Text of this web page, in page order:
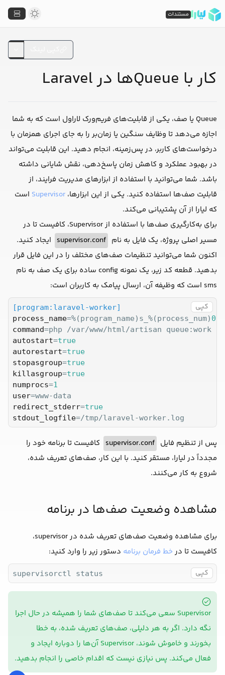
کار با Queueها در Laravel
Queue یا صف، یکی از قابلیت‌های فریم‌ورک لاراول است که به شما
اجازه می‌دهد تا وظایف سنگین یا زمان‌بر را به جای اجرای همزمان با
درخواست‌های کاربر، در پس‌زمینه، انجام دهید. این قابلیت می‌تواند
در بهبود عملکرد و کاهش زمان پاسخ‌دهی، نقش شایانی داشته
باشد. شما می‌توانید با استفاده از ابزارهای مدیریت فرایند، از
قابلیت صف‌ها استفاده کنید. یکی از این ابزارها، Supervisor است
که لیارا از آن پشتیبانی می‌کند.
برای ‌به‌کار‌گیری صف‌ها با استفاده از Supervisor، کافیست تا در
مسیر اصلی پروژه، یک فایل به نام supervisor.conf ایجاد کنید.
اکنون شما می‌توانید تنظیمات صف‌های مختلف را در این فایل قرار
بدهید. قطعه کد زیر، یک نمونه config ساده برای یک صف به نام
sms است که وظیفه آن، ارسال پیامک به کاربران است:
کپی
[program:laravel-worker]
process_name=%(program_name)s_%(process_num) 02
command
autostart=true
autorestart=true
stopasgroup=true
killasgroup=true
numprocs=1
user
redirect_stderr=true
stdout_logfile=/tmp/laravel-worker.log
پس از تنظیم فایل supervisor.conf کافیست تا برنامه خود را
مجدداً در لیارا، مستقر کنید. با این کار، صف‌های تعریف شده،
شروع به کار می‌کنند.
مشاهده وضعیت صف‌ها در برنامه
برای مشاهده وضعیت صف‌های تعریف شده در supervisor،
کافیست تا درخط فرمان برنامه دستور زیر را وارد کنید:
کپی supervisorctl status
Supervisor سعی می‌کند تا صف‌های شما را همیشه در حال اجرا
نگه دارد. اگر به هر دلیلی، صف‌های تعریف شده، به خطا
بخورند و خاموش شوند، Supervisor آن‌ها را دوباره ایجاد و
فعال می‌کند. پس نیازی نیست که اقدام خاصی را انجام بدهید.
مستندات